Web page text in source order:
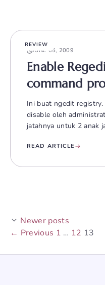
REVIEW
JUNE 05, 2009
Enable
command
Ini buat ngedit
disable oleh
jatahnya untuk 2 anak
READ ARTICLE
Newer posts
← Previous Page
1 … Page
12 Page
13